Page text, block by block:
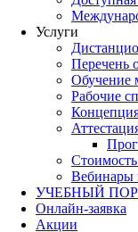
Услуги
Перечень
Обучение
Рабочие
Вебинары
УЧЕБНЫЙ
Онлайн-заявка
Акции